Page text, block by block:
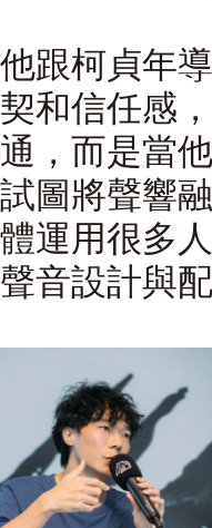
跟柯貞年
和信任感
，而是當
圖將聲響
運用很多
音設計與